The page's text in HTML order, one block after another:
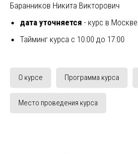
Баранников Никита Викторович
дата уточняется - курс в Москве
Тайминг курса с 10:00 до 17:00
О курсе Программа курса
Место проведения курса